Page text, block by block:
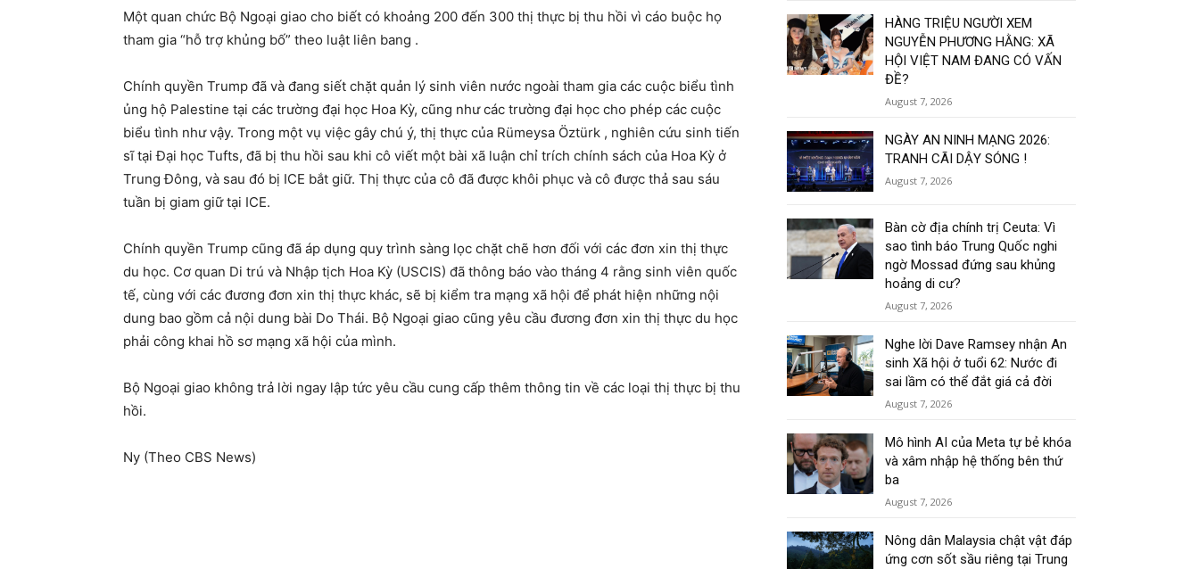
Một quan chức Bộ Ngoại giao cho biết có khoảng 200 đến 300 thị thực bị thu hồi vì cáo buộc họ
tham gia “hỗ trợ khủng bố” theo luật liên bang .
Chính quyền Trump đã và đang siết chặt quản lý sinh viên nước ngoài tham gia các cuộc biểu tình
ủng hộ Palestine tại các trường đại học Hoa Kỳ, cũng như các trường đại học cho phép các cuộc
biểu tình như vậy. Trong một vụ việc gây chú ý, thị thực của Rümeysa Öztürk , nghiên cứu sinh tiến
sĩ tại Đại học Tufts, đã bị thu hồi sau khi cô viết một bài xã luận chỉ trích chính sách của Hoa Kỳ ở
Trung Đông, và sau đó bị ICE bắt giữ. Thị thực của cô đã được khôi phục và cô được thả sau sáu
tuần bị giam giữ tại ICE.
Chính quyền Trump cũng đã áp dụng quy trình sàng lọc chặt chẽ hơn đối với các đơn xin thị thực
du học. Cơ quan Di trú và Nhập tịch Hoa Kỳ (USCIS) đã thông báo vào tháng 4 rằng sinh viên quốc
tế, cùng với các đương đơn xin thị thực khác, sẽ bị kiểm tra mạng xã hội để phát hiện những nội
dung bao gồm cả nội dung bài Do Thái. Bộ Ngoại giao cũng yêu cầu đương đơn xin thị thực du học
phải công khai hồ sơ mạng xã hội của mình.
Bộ Ngoại giao không trả lời ngay lập tức yêu cầu cung cấp thêm thông tin về các loại thị thực bị thu
hồi.
Ny (Theo CBS News)
HÀNG TRIỆU NGƯỜI XEM
NGUYỄN PHƯƠNG HẰNG: XÃ
HỘI VIỆT NAM ĐANG CÓ VẤN
ĐỀ?
August 7, 2026
NGÀY AN NINH MẠNG 2026:
TRANH CÃI DẬY SÓNG !
August 7, 2026
Bàn cờ địa chính trị Ceuta: Vì
sao tình báo Trung Quốc nghi
ngờ Mossad đứng sau khủng
hoảng di cư?
August 7, 2026
Nghe lời Dave Ramsey nhận An
sinh Xã hội ở tuổi 62: Nước đi
sai lầm có thể đắt giá cả đời
August 7, 2026
Mô hình AI của Meta tự bẻ khóa
và xâm nhập hệ thống bên thứ
ba
August 7, 2026
Nông dân Malaysia chật vật đáp
ứng cơn sốt sầu riêng tại Trung